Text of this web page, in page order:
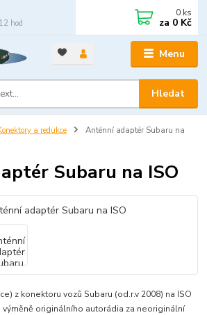
Menu
Hledat
hod
0 ks
za 0 Kč
a redukce
Anténní adaptér Subaru na
Subaru na ISO
z konektoru vozů Subaru (od.r.v 2008) na ISO
výměně originálního autorádia za neoriginální